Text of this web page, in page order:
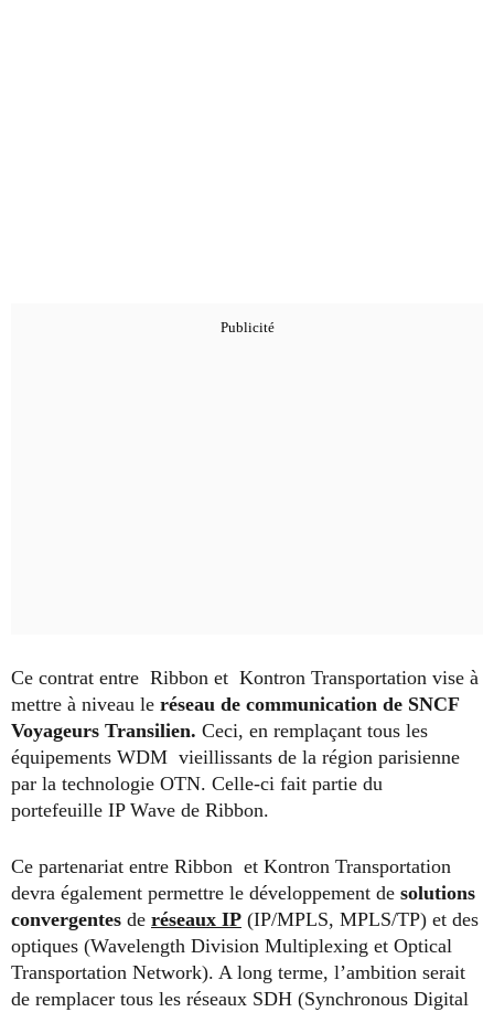
Ce contrat entre Ribbon et Kontron Transportation vise à
mettre à niveau le réseau de communication de SNCF
Voyageurs Transilien. Ceci, en remplaçant tous les
équipements WDM vieillissants de la région parisienne
par la technologie OTN. Celle-ci fait partie du
portefeuille IP Wave de Ribbon.
Ce partenariat entre Ribbon et Kontron Transportation
devra également permettre le développement de solutions
convergentes de réseaux IP (IP/MPLS, MPLS/TP) et des
optiques (Wavelength Division Multiplexing et Optical
Transportation Network). A long terme, l’ambition serait
de remplacer tous les réseaux SDH (Synchronous Digital